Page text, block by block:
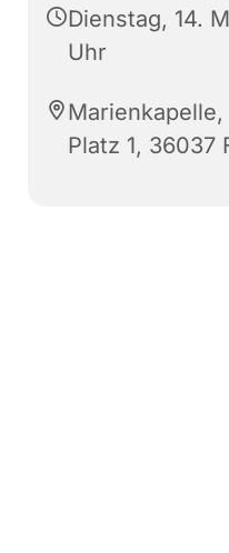
Dienstag, 14.
Uhr
Platz 1, 36037